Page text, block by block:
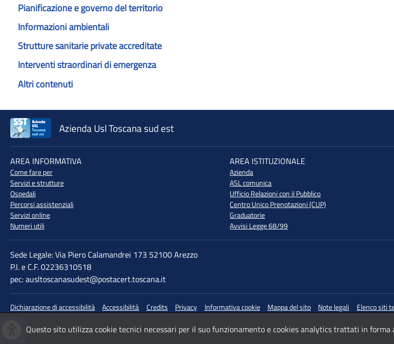
Pianificazione e governo del territorio
Informazioni ambientali
Strutture sanitarie private accreditate
Interventi straordinari di emergenza
Altri contenuti
Azienda Usl Toscana sud est
AREA INFORMATIVA
Come fare per
Servizi e strutture
Ospedali
Percorsi assistenziali
Servizi online
Numeri utili
AREA ISTITUZIONALE
Azienda
ASL comunica
Ufficio Relazioni con il Pubblico
Centro Unico Prenotazioni (CUP)
Graduatorie
Avvisi Legge 68/99
Sede Legale: Via Piero Calamandrei 173 52100 Arezzo
P.I. e C.F. 02236310518
pec: ausltoscanasudest@postacert.toscana.it
Dichiarazione di accessibilità Accessibilità Credits Privacy Informativa cookie Mappa del sito Note legali Elenco siti
Questo sito utilizza cookie tecnici necessari per il suo funzionamento e cookies analytics trattati in